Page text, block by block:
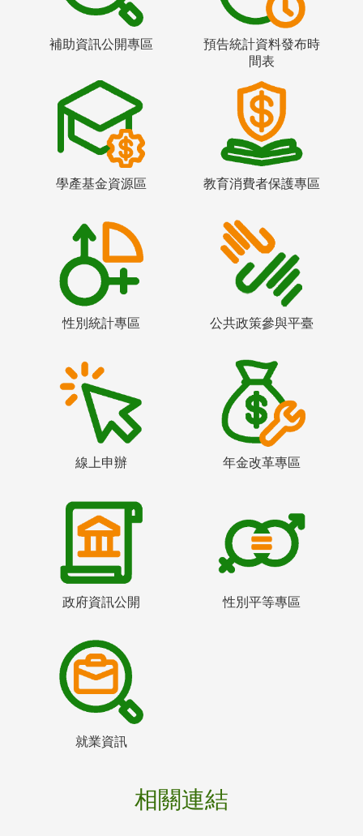
補助資訊公開專區
預告統計資料發布時
間表
學產基金資源區 教育消費者保護專區
性別統計專區 公共政策參與平臺
線上申辦 年金改革專區
政府資訊公開 性別平等專區
就業資訊
相關連結